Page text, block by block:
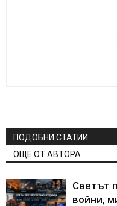
ПОДОБНИ СТАТИИ
ОЩЕ ОТ АВТОРА
Светът
войни,